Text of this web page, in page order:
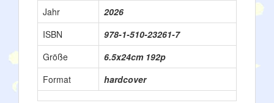
Jahr
2026
ISBN
978-1-510-23261-7
Größe
6.5x24cm 192p
Format
hardcover